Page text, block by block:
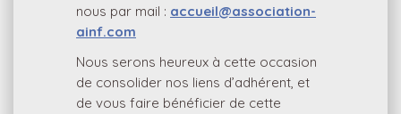
nous par mail : accueil@association-
ainf.com
Nous serons heureux à cette occasion
de consolider nos liens d’adhérent, et
de vous faire bénéficier de cette